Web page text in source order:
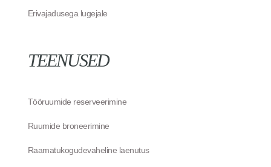
Erivajadusega lugejale
TEENUSED
Tööruumide reserveerimine
Ruumide broneerimine
Raamatukogudevaheline laenutus